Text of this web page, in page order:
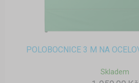
POLOBOCNICE 3 M NA
Skladem